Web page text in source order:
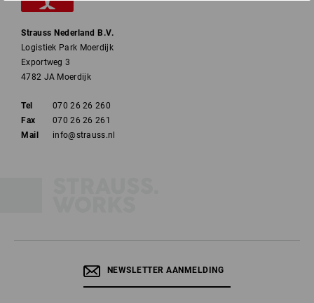
Strauss Nederland B.V.
Logistiek Park Moerdijk
Exportweg 3
4782 JA Moerdijk
Tel
070 26 26 260
Fax
070 26 26 261
Mail
info@strauss.nl
NEWSLETTER AANMELDING